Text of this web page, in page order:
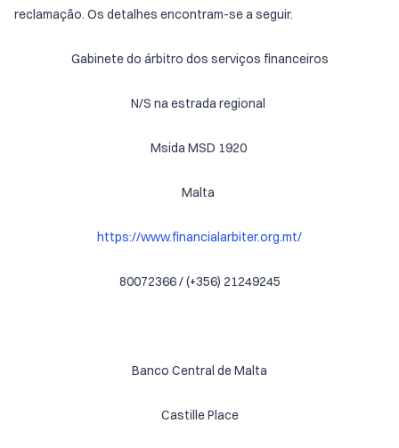
reclamação. Os detalhes encontram-se a seguir.
Gabinete do árbitro dos serviços financeiros
N/S na estrada regional
Msida MSD 1920
Malta
https://www.financialarbiter.org.mt/
80072366 / (+356) 21249245
Banco Central de Malta
Castille Place